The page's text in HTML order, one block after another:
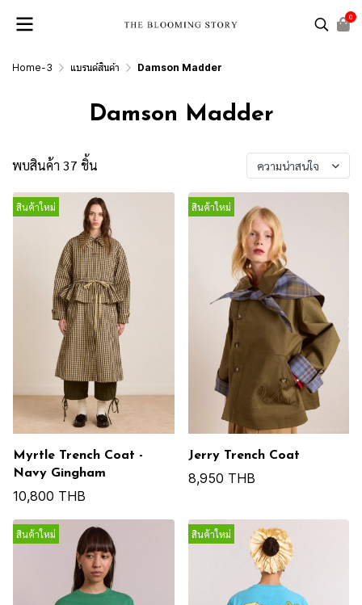
0
Home-3 แบรนด์สินค้า Damson Madder
Damson Madder
พบสินค้า 37 ชิ้น ความน่าสนใจ
สินค้าใหม่
Myrtle Trench Coat -
Navy Gingham
10,800 THB
สินค้าใหม่
Jerry Trench Coat
8,950 THB
สินค้าใหม่ สินค้าใหม่